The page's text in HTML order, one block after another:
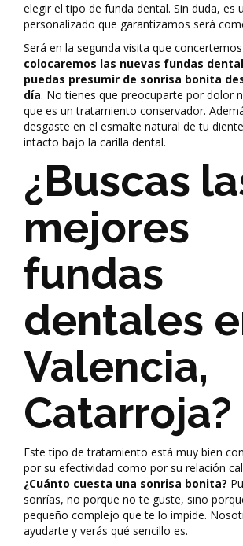
elegir el tipo de funda dental. Sin duda, es
personalizado que garantizamos será
Será en la segunda visita que
colocaremos las nuevas fundas
puedas presumir de sonrisa bonita
día. No tienes que preocuparte por dolor
que es un tratamiento conservador.
desgaste en el esmalte natural de tu
intacto bajo la carilla dental.
¿Buscas
mejores
fundas
dentales
Valencia,
Catarroja?
Este tipo de tratamiento está muy bien
por su efectividad como por su relación
¿Cuánto cuesta una sonrisa bonita?
sonrías, no porque no te guste, sino
pequeño complejo que te lo impide.
ayudarte y verás qué sencillo es.